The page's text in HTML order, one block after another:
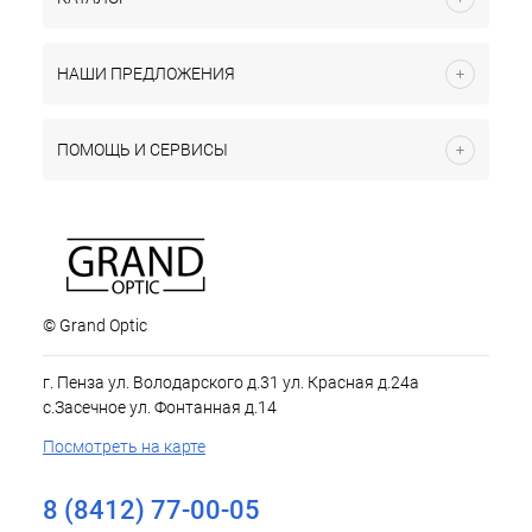
НАШИ ПРЕДЛОЖЕНИЯ
ПОМОЩЬ И СЕРВИСЫ
© Grand Optic
г. Пенза ул. Володарского д.31 ул. Красная д.24а
с.Засечное ул. Фонтанная д.14
Посмотреть на карте
8 (8412) 77-00-05